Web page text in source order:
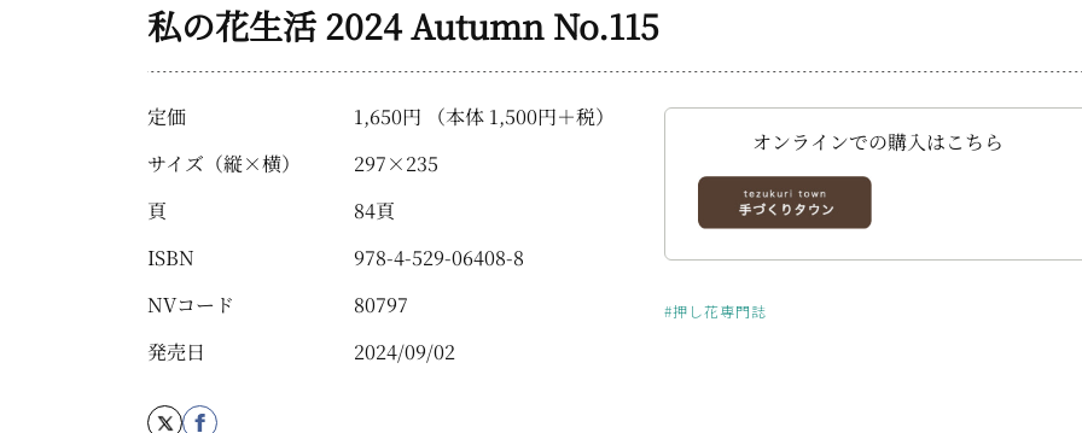
私の花生活 2024 Autumn No.115
定価
1,650円 （本体 1,500円＋税）
サイズ（縦×横）
297×235
頁
84頁
ISBN
978-4-529-06408-8
NVコード
80797
発売日
2024/09/02
オンラインでの購入はこちら
#押し花専門誌